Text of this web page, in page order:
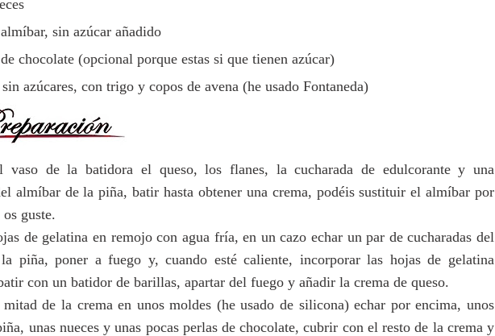
sin azúcar añadido
chocolate (opcional porque estas si que tienen azúcar)
azúcares, con trigo y copos de avena (he usado Fontaneda)
vaso de la batidora el queso, los flanes, la cucharada de edulcorante y una
almíbar de la piña, batir hasta obtener una crema, podéis sustituir el almíbar por
guste.
de gelatina en remojo con agua fría, en un cazo echar un par de cucharadas del
piña, poner a fuego y, cuando esté caliente, incorporar las hojas de gelatina
con un batidor de barillas, apartar del fuego y añadir la crema de queso.
de la crema en unos moldes (he usado de silicona) echar por encima, unos
unas nueces y unas pocas perlas de chocolate, cubrir con el resto de la crema y